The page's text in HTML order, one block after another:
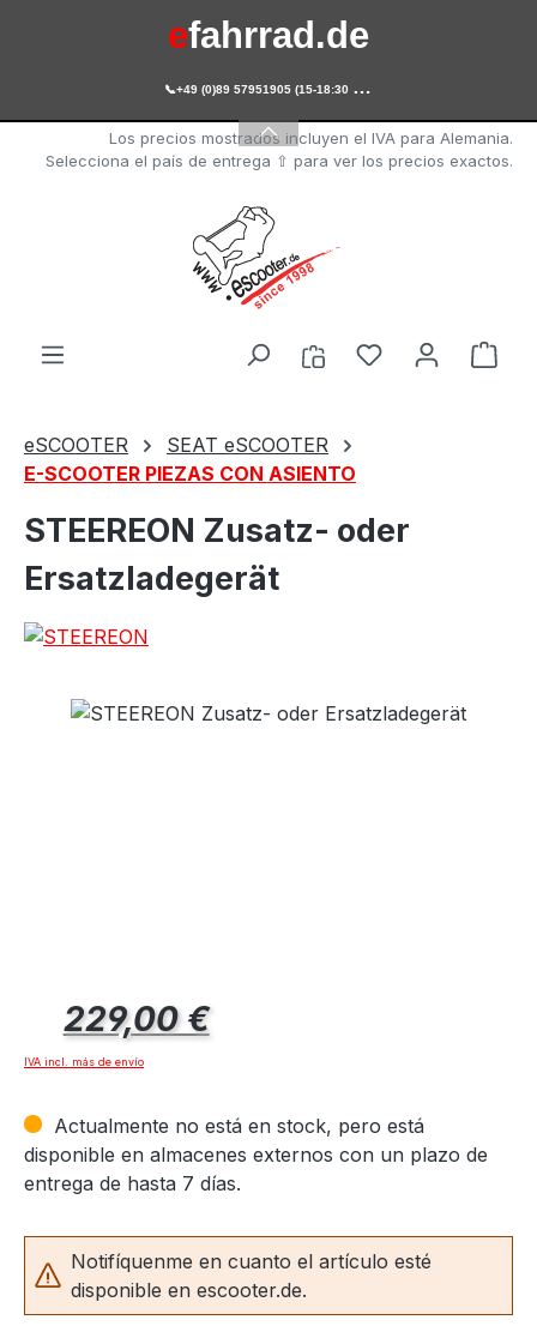
Saltar al contenido principal
escooter.de
efahrrad.de

+49 (0)89 57951905 (15-18:30 Uhr)
Los precios mostrados incluyen el IVA para Alemania.
Selecciona el país de entrega ⇧ para ver los precios exactos.
Tienes 0 El
eSCOOTER
SEAT eSCOOTER
E-SCOOTER PIEZAS CON ASIENTO
STEEREON Zusatz- oder
Ersatzladegerät
Precio normal:
229,00 €
IVA incl. más de envío
Actualmente no está en stock, pero está
disponible en almacenes externos con un plazo de
entrega de hasta 7 días.
Notifíquenme en cuanto el artículo esté
disponible en escooter.de.